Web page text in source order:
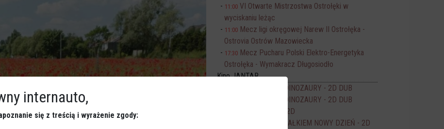
11:00 VI Otwarte Mistrzostwa Ostrołęki w
wyciskaniu leżąc
11:00 Mecz ligi okręgowej Narew II Ostrołęka -
Ostrovia Ostrów Mazowiecka
17:30 Mecz Pucharu Polski Elektro-Energetyka
Ostrołęka - Wymakracz Długosiodło
Kino JANTAR
PSI PATROL I DINOZAURY - 2D DUB
PSI PATROL I DINOZAURY - 2D DUB
ODZYSKANY - 2D
SPIDER-MAN CAŁKIEM NOWY DZIEŃ - 2D
internauto,
się z treścią i wyrażenie zgody: